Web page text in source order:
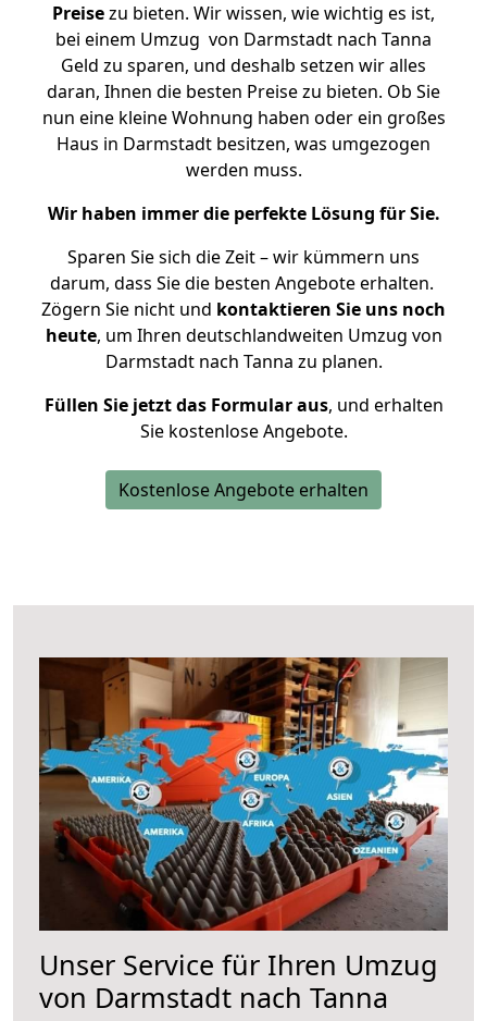
Preisezu bieten. Wir wissen, wie wichtig es ist,
bei einem Umzug von Darmstadt nach Tanna
Geld zu sparen, und deshalb setzen wir alles
daran, Ihnen die besten Preise zu bieten. Ob Sie
nun eine kleine Wohnung haben oder ein großes
Haus in Darmstadt besitzen, was umgezogen
werden muss.
Wir haben immer die perfekte Lösung für Sie.
Sparen Sie sich die Zeit – wir kümmern uns
darum, dass Sie die besten Angebote erhalten.
Zögern Sie nicht und kontaktieren Sie uns noch
heute, um Ihren deutschlandweiten Umzug von
Darmstadt nach Tanna zu planen.
Füllen Sie jetzt das Formular aus, und erhalten
Sie kostenlose Angebote.
Kostenlose Angebote erhalten
Unser Service für Ihren Umzug
von Darmstadt nach Tanna